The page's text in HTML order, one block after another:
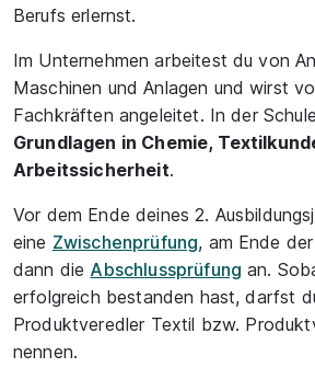
Berufs erlernst.
Im Unternehmen arbeitest du von
Maschinen und Anlagen und wirst
Fachkräften angeleitet. In der
Grundlagen in Chemie,
Arbeitssicherheit.
Vor dem Ende deines 2.
eine Zwischenprüfung, am Ende
dann die Abschlussprüfung an.
erfolgreich bestanden hast, darfst
Produktveredler Textil bzw.
nennen.